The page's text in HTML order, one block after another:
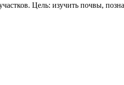
Цель: изучить почвы,